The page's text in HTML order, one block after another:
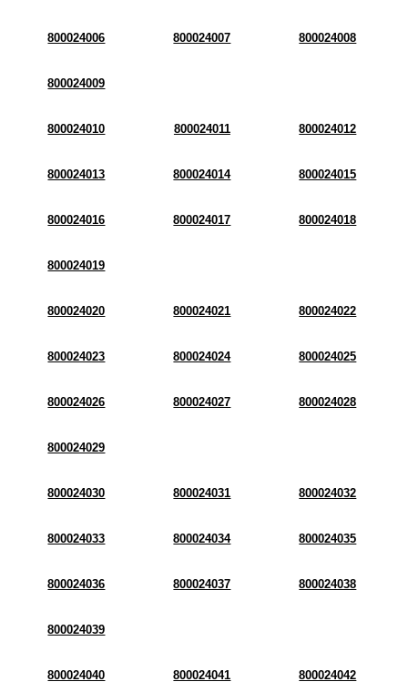
800024006 800024007 800024008
800024009
800024010 800024011 800024012
800024013 800024014 800024015
800024016 800024017 800024018
800024019
800024020 800024021 800024022
800024023 800024024 800024025
800024026 800024027 800024028
800024029
800024030 800024031 800024032
800024033 800024034 800024035
800024036 800024037 800024038
800024039
800024040 800024041 800024042